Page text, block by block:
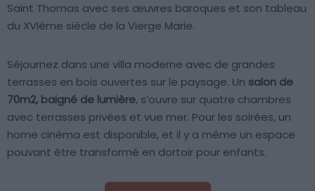
Saint Thomas avec ses œuvres baroques et son tableau
du XVIème siècle de la Vierge Marie.
Séjournez dans une villa moderne avec de grandes
terrasses en bois ouvertes sur le paysage. Un salon de
70m2, baigné de lumière, s’ouvre sur quatre chambres
avec terrasses privées et vue mer. Pour les soirées, un
home cinéma est disponible, et il y a même un espace
pouvant être transformé en dortoir pour enfants.